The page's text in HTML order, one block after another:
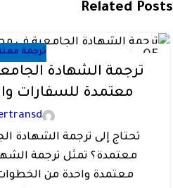
Related Posts
05
نوفمبر
ترجمة
ترجمة الشهادة
معتمدة للسفارات
تحتاج إلى ترجمة الشهادة
معتمدة؟ تمثل ترجمة
معتمدة واحدة من